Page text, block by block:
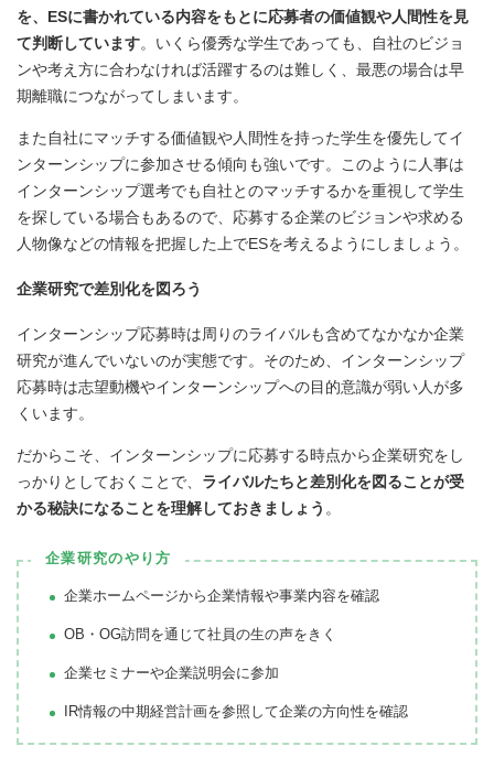
を、ESに書かれている内容をもとに応募者の価値観や人間性を見
て判断しています。いくら優秀な学生であっても、自社のビジョ
ンや考え方に合わなければ活躍するのは難しく、最悪の場合は早
期離職につながってしまいます。
また自社にマッチする価値観や人間性を持った学生を優先してイ
ンターンシップに参加させる傾向も強いです。このように人事は
インターンシップ選考でも自社とのマッチするかを重視して学生
を探している場合もあるので、応募する企業のビジョンや求める
人物像などの情報を把握した上でESを考えるようにしましょう。
企業研究で差別化を図ろう
インターンシップ応募時は周りのライバルも含めてなかなか企業
研究が進んでいないのが実態です。そのため、インターンシップ
応募時は志望動機やインターンシップへの目的意識が弱い人が多
くいます。
だからこそ、インターンシップに応募する時点から企業研究をし
っかりとしておくことで、 ライバルたちと差別化を図ることが受
かる秘訣になることを理解しておきましょう 。
企業研究のやり方
企業ホームページから企業情報や事業内容を確認
OB・OG訪問を通じて社員の生の声をきく
企業セミナーや企業説明会に参加
IR情報の中期経営計画を参照して企業の方向性を確認